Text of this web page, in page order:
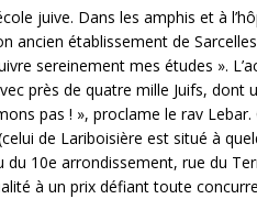
juive. Dans les amphis et à
ancien établissement de
sereinement mes études ».
près de quatre mille Juifs, dont
pas ! », proclame le rav
de Lariboisière est situé à
du 10e arrondissement, rue du
à un prix défiant toute